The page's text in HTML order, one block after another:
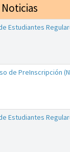
Estudiantes
de PreInscripción
Estudiantes